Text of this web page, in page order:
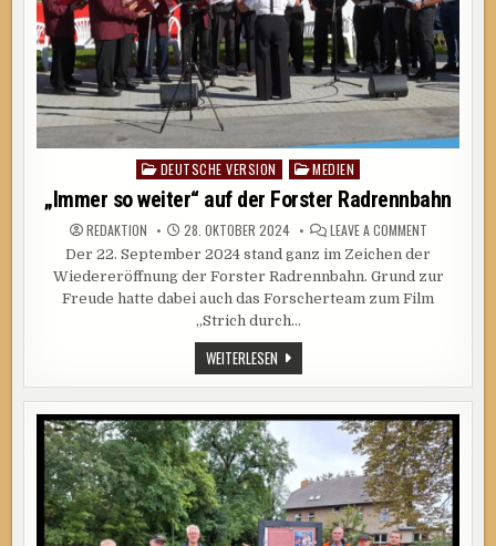
Posted
in
DEUTSCHE VERSION MEDIEN
„Immer so weiter“ auf der Forster Radrennbahn
REDAKTION 28. OKTOBER 2024 LEAVE A COMMENTON
SO
AUF
DER
FORSTER
Der 22. September 2024 stand ganz im Zeichen der
Wiedereröffnung der Forster Radrennbahn. Grund zur
Freude hatte dabei auch das Forscherteam zum Film
„Strich durch…
WEITERLESEN„IMMER
SO
WEITER“
AUF
DER
RADRENNBAHN